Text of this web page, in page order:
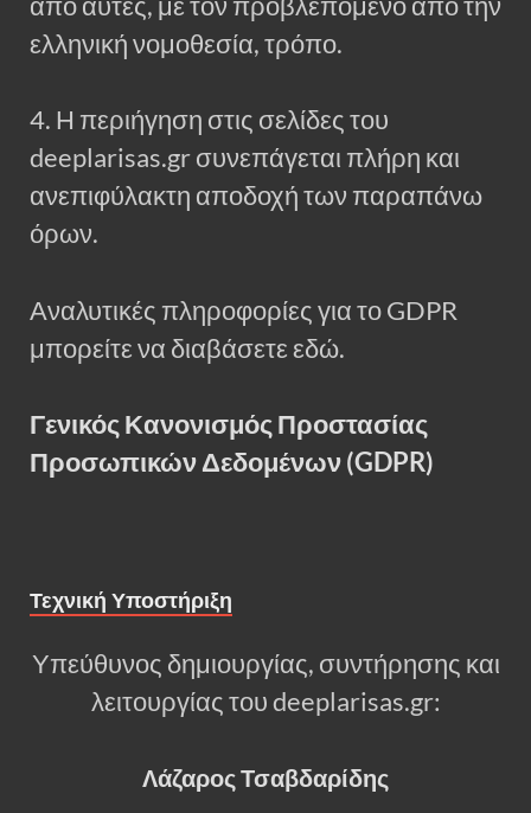
ελληνική νομοθεσία, τρόπο.
4. Η περιήγηση στις σελίδες του
deeplarisas.gr συνεπάγεται πλήρη και
ανεπιφύλακτη αποδοχή των παραπάνω
όρων.
Αναλυτικές πληροφορίες για το GDPR
μπορείτε να διαβάσετε εδώ.
Γενικός Κανονισμός Προστασίας
Προσωπικών Δεδομένων (GDPR)
Τεχνική Υποστήριξη
Υπεύθυνος δημιουργίας, συντήρησης και
λειτουργίας του deeplarisas.gr:
Λάζαρος Τσαβδαρίδης